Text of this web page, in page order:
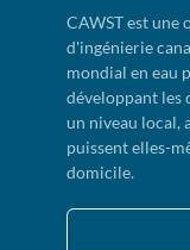
CAWST est une
d'ingénierie
mondial en eau
développant les
un niveau local,
puissent elles-
domicile.